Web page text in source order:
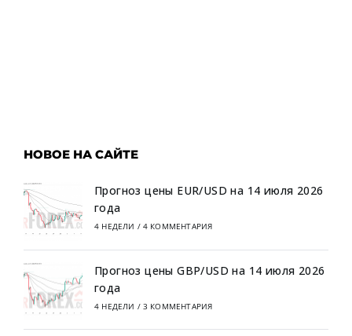
НОВОЕ НА САЙТЕ
Прогноз цены EUR/USD на 14 июля 2026
года
4 НЕДЕЛИ / 4 КОММЕНТАРИЯ
Прогноз цены GBP/USD на 14 июля 2026
года
4 НЕДЕЛИ / 3 КОММЕНТАРИЯ